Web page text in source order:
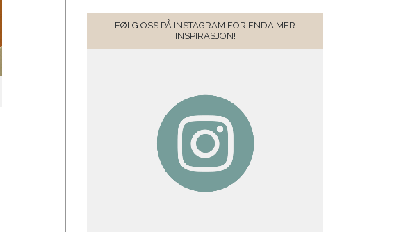
FØLG OSS PÅ INSTAGRAM FOR ENDA MER
INSPIRASJON!